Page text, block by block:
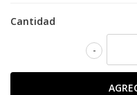
Cantidad
-